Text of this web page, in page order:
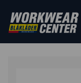
ETUSIVU/YLÄOSAT